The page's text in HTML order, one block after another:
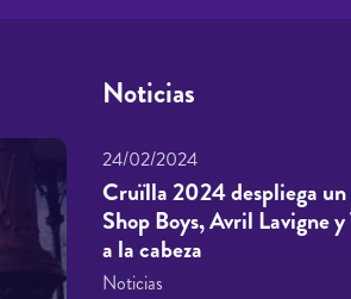
Noticias
24/02/2024
Cruïlla 2024 despliega
Shop Boys, Avril Lavigne
a la cabeza
Noticias